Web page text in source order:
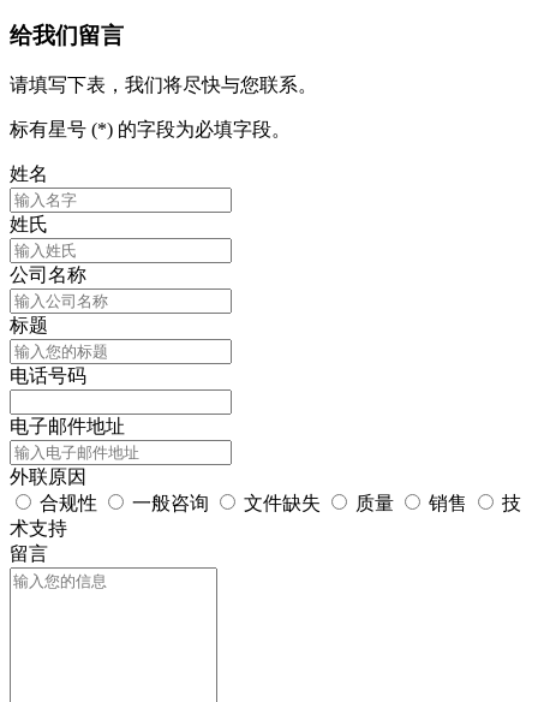
给我们留言
请填写下表，我们将尽快与您联系。
标有星号 (*) 的字段为必填字段。
姓名
姓氏
公司名称
标题
电话号码
电子邮件地址
外联原因
合规性
一般咨询 文件缺失 质量 销售
技
术支持
留言